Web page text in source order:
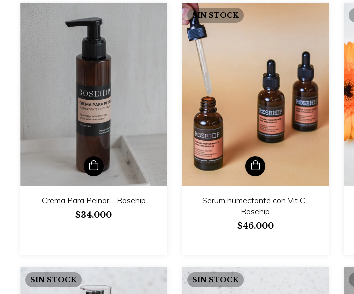
Crema Para Peinar - Rosehip
$34.000
SIN STOCK
Serum humectante con Vit C-
Rosehip
$46.000
SIN STOCK SIN STOCK